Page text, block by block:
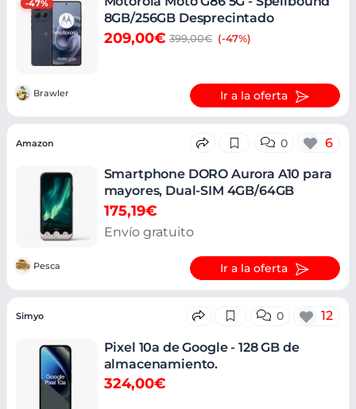
-47%
8GB/256GB Desprecintado
209,00€ 399,00€ (-47%)
Brawler Ir a la oferta
Amazon 0 6
Smartphone DORO Aurora A10 para
mayores, Dual-SIM 4GB/64GB
175,19€
Envío gratuito
Pesca Ir a la oferta
Simyo 0 12
Pixel 10a de Google - 128 GB de
almacenamiento.
324,00€